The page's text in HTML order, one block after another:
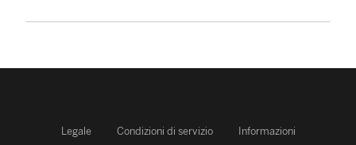
Legale Condizioni di servizio Informazioni